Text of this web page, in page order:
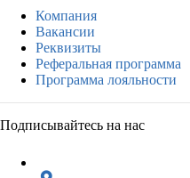
Компания
Вакансии
Реквизиты
Реферальная программа
Программа лояльности
Подписывайтесь на нас